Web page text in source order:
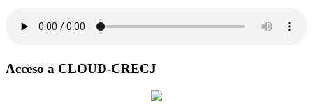
Acceso a CLOUD-CRECJ